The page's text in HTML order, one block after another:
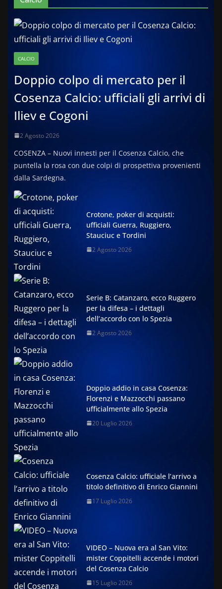
CALCIO
Doppio colpo di mercato per il
Cosenza Calcio: ufficiali gli arrivi di
Iliev e Cogoni
2 Agosto 2026
COSENZA – Nuovi innesti per il Cosenza Calcio, che
puntella la rosa con due colpi di prospettiva provenienti
dalla Sardegna.
Crotone, poker di acquisti:
ufficiali Guerra, Ruggiero,
Stauciuc e Tordini
2 Agosto 2026
Serie B: Catanzaro, ecco Ruggero
per la difesa – i dettagli
dell’accordo con lo Spezia
2 Agosto 2026
Doppio addio in casa Cosenza:
Florenzi e Mazzocchi passano
ufficialmente allo Spezia
20 Luglio 2026
Cosenza Calcio: ufficiale l’arrivo a
titolo definitivo di Enrico Giannini
17 Luglio 2026
VIDEO – Nuova era al San Vito:
mister Coppitelli accende i motori
del Cosenza Calcio
15 Luglio 2026